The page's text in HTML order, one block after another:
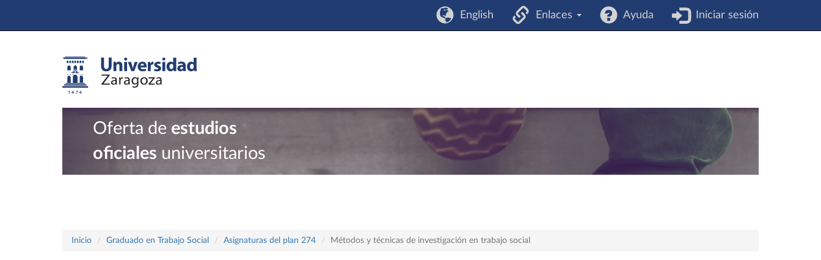
English Enlaces Ayuda Iniciar sesión
Oferta de estudios
oficiales universitarios
Inicio Graduado en Trabajo Social Asignaturas del plan 274 Métodos y técnicas de investigación en trabajo social